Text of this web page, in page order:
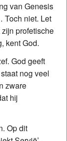
van Genesis
Toch niet. Let
profetische
kent God.
God geeft
nog veel
zware
hij
Op dit